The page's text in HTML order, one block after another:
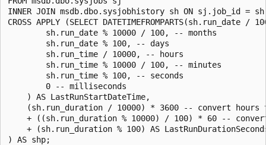
INNER JOIN msdb.dbo.sysjobhistory sh ON sj.job_id =
CROSS APPLY (SELECT DATETIMEFROMPARTS(sh.run_date
        sh.run_date % 10000 / 100, -- months
        sh.run_date % 100, -- days
        sh.run_time / 10000, -- hours
        sh.run_time % 10000 / 100, -- minutes
        sh.run_time % 100, -- seconds
        0 -- milliseconds
    ) AS LastRunStartDateTime,
(sh.run_duration / 10000) * 3600 -- convert hours
+ ((sh.run_duration % 10000) / 100) * 60 --
+ (sh.run_duration % 100) AS
) AS shp;